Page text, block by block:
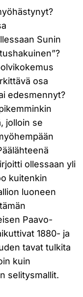
Sunin
osa
edesmennyt?
jolloin se
ollessaan yli
kuitenkin
luoneen
Paavo-
1880- ja
tavat tulkita
kuin
selitysmallit.